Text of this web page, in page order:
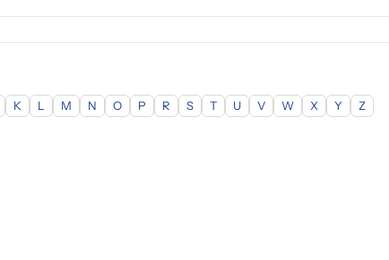
K L M N O P R S T U V W X Y Z